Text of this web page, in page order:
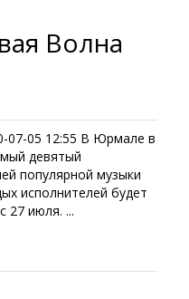
Волна
07-05 12:55 В Юрмале в
девятый
популярной музыки
исполнителей будет
27 июля. ...